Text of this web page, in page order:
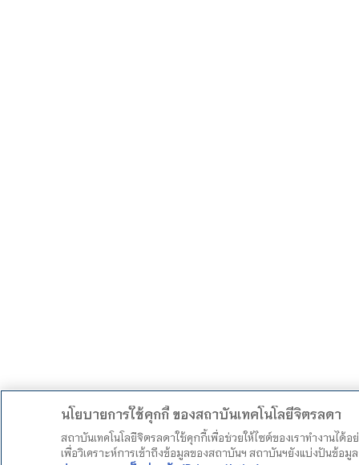
นโยบายการใช้คุกกี้ ของสถาบันเทคโนโลยีจิตรลดา
สถาบันเทคโนโลยีจิตรลดาใช้คุกกี้เพื่อช่วยให้ไซต์ของเราทำงานไ
เพื่อวิเคราะห์การเข้าถึงข้อมูลของสถาบันฯ สถาบันฯยังแบ่งปันข้อ